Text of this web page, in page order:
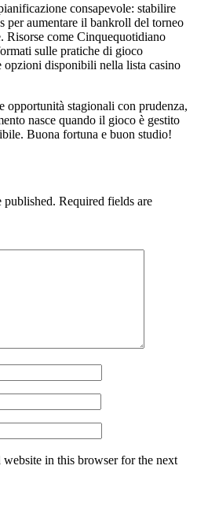
consapevole: stabilire
per aumentare il bankroll del torneo
Risorse come Cinquequotidiano
sulle pratiche di gioco
opzioni disponibili nella lista casino
opportunità stagionali con prudenza,
nasce quando il gioco è gestito
Buona fortuna e buon studio!
published. Required fields are
website in this browser for the next